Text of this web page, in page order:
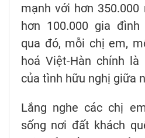
mạnh với hơn
hơn 100.000 gia
qua đó, mỗi chị em,
hoá Việt-Hàn chính
của tình hữu nghị giữa
Lắng nghe các chị
sống nơi đất khách